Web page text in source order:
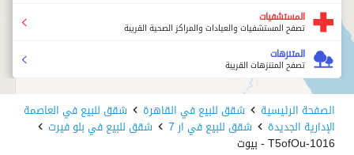
المستشفيات
تصفح المستشفيات والعيادات والمراكز الصحية القريبة
المتنزهات
تصفح المتنزهات القريبة
الصفحة الرئيسية شقق للبيع في القاهرة شقق للبيع في العاصمة
الإدارية الجديدة شقق للبيع في ار 7 شقق للبيع في بلو فيرت
1016-T5ofOu - بيوت